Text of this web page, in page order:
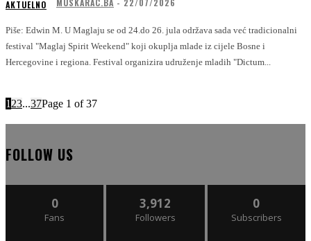
AKTUELNO MUSKARAC.BA - 22/07/2026
Piše: Edwin M. U Maglaju se od 24.do 26. jula održava sada već tradicionalni
festival "Maglaj Spirit Weekend" koji okuplja mlade iz cijele Bosne i
Hercegovine i regiona. Festival organizira udruženje mladih "Dictum...
1 23...37Page 1 of 37
FOLLOW US
0
Fans
3,912
Followers
0
Subscribers